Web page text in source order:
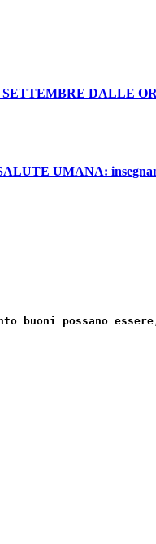
DALLE
UMANA:
buoni possano